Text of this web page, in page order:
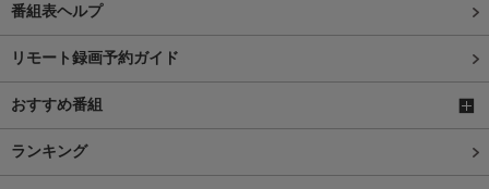
番組表ヘルプ
リモート録画予約ガイド
おすすめ番組
ランキング